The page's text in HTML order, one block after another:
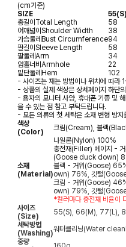
(cm기준)
SIZE
55(S)
총길이Total Length 58
어깨넓이Shoulder Width 38
가슴둘레Bust Circumference94
팔길이Sleeve Length 58
팔둘레Arm 34
암홀너비Armhole 22
밑단둘레Hem 102
- 사이즈는 재는 방법이나 위치에 따라
- 상품의 실제 색상은 상세페이지 하단
- 용자의 모니터 사양, 휴대폰 기종 및
을 수 있는 점 참고 부탁드립니다.
- 모든 의류의 첫 세탁은 소재 변형 방
색상
(Color)
크림(Cream), 블랙
소재
(Material)
나일론(Nylon) 100%
충전재(Filler) 베이지 -
(Goose duck down)
블랙 - 거위(Goose)
own) 76%, 깃털
크림 - 거위(Goose)
own) 79%, 깃털
*컬러마다 충전재 비율이
사이즈
(Size)
55(S), 66(M), 77(L),
세탁방법
(Washing)워터클리닝(Water
중량